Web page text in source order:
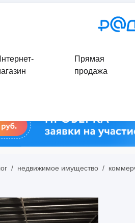
Прямая
продажа
/ недвижимое имущество /